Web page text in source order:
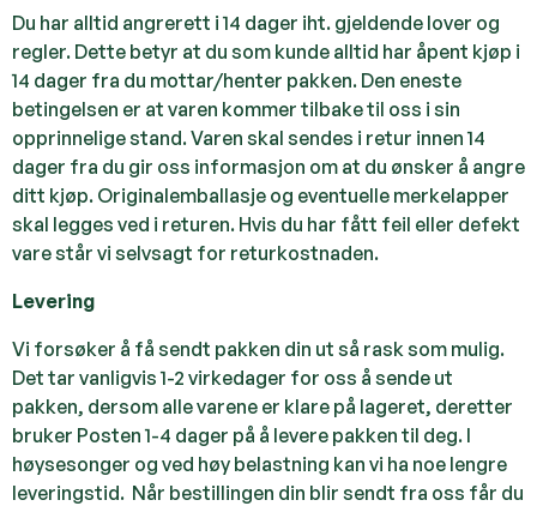
Du har alltid angrerett i 14 dager iht. gjeldende lover og
regler. Dette betyr at du som kunde alltid har åpent kjøp i
14 dager fra du mottar/henter pakken. Den eneste
betingelsen er at varen kommer tilbake til oss i sin
opprinnelige stand. Varen skal sendes i retur innen 14
dager fra du gir oss informasjon om at du ønsker å angre
ditt kjøp. Originalemballasje og eventuelle merkelapper
skal legges ved i returen. Hvis du har fått feil eller defekt
vare står vi selvsagt for returkostnaden.
Levering
Vi forsøker å få sendt pakken din ut så rask som mulig.
Det tar vanligvis 1-2 virkedager for oss å sende ut
pakken, dersom alle varene er klare på lageret, deretter
bruker Posten 1-4 dager på å levere pakken til deg. I
høysesonger og ved høy belastning kan vi ha noe lengre
leveringstid. Når bestillingen din blir sendt fra oss får du